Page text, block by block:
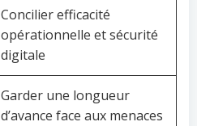
Concilier efficacité
opérationnelle et sécurité
digitale
Garder une longueur
d’avance face aux menaces